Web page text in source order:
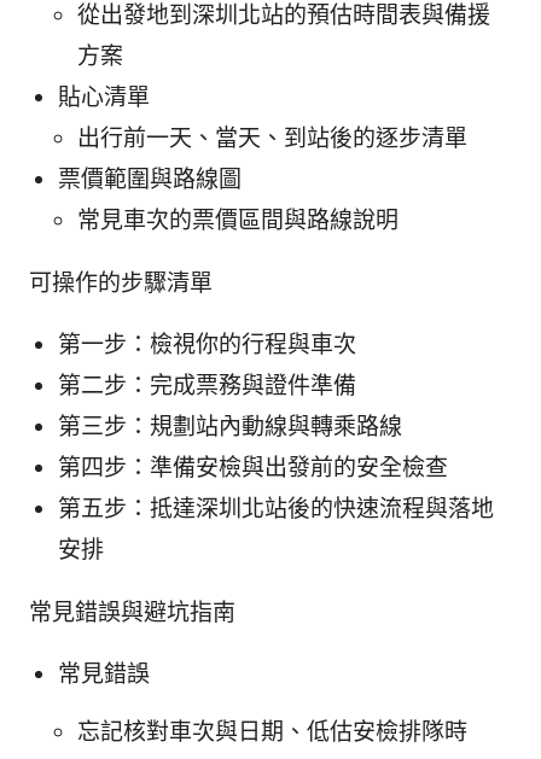
從出發地到深圳北站的預估時間表與備援
方案
貼心清單
出行前一天、當天、到站後的逐步清單
票價範圍與路線圖
常見車次的票價區間與路線說明
可操作的步驟清單
第一步：檢視你的行程與車次
第二步：完成票務與證件準備
第三步：規劃站內動線與轉乘路線
第四步：準備安檢與出發前的安全檢查
第五步：抵達深圳北站後的快速流程與落地
安排
常見錯誤與避坑指南
常見錯誤
忘記核對車次與日期、低估安檢排隊時